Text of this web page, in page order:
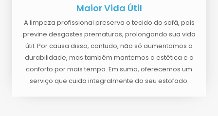
Maior Vida Útil
A limpeza profissional preserva o tecido do sofá, pois
previne desgastes prematuros, prolongando sua vida
útil. Por causa disso, contudo, não só aumentamos a
durabilidade, mas também mantemos a estética e o
conforto por mais tempo. Em suma, oferecemos um
serviço que cuida integralmente do seu estofado.